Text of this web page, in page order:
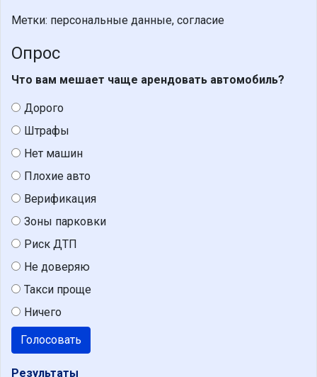
Метки: персональные данные, согласие
Опрос
Что вам мешает чаще арендовать автомобиль?
Дорого
Штрафы
Нет машин
Плохие авто
Верификация
Зоны парковки
Риск ДТП
Не доверяю
Такси проще
Ничего
Голосовать
Результаты